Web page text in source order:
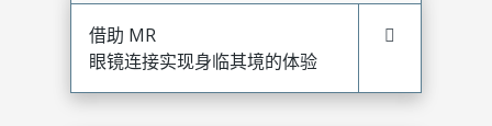
借助 MR
眼镜连接实现身临其境的体验